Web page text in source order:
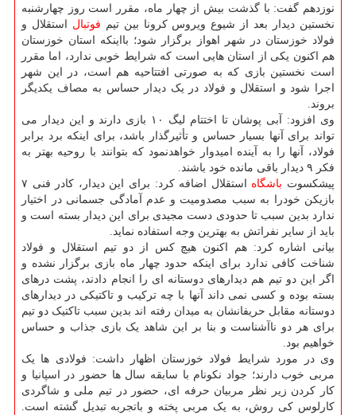
نوزدهم گفت: با گذشت بیش از چهار ماه، مقرر است روز چهارشنبه
نخستین دیدار بعد از شیوع ویروس کرونا بین تیم فوتبال استقلال و
فولاد خوزستان در شهر اهواز برگزار شود؛ بااینکه استان خوزستان
هم اکنون یکی از استان هایی است که شرایط خوبی ندارد، اما مقرر
است نخستین بازی که به صورتی افتتاحیه هم است، در این شهر
اجرا شود و استقلال و فولاد در یک دیدار حساس به مصاف یکدیگر
بروند.
وی افزود: آبی پوشان تا اختتام لیگ ۱۰ بازی دارند و این دیدار می
تواند برای آنها بسیار حساس و تأثیرگذار باشد، برای اینکه برد برابر
فولاد، آنها را به آینده امیدوار خواهدنمود که بتوانند با روحیه بهتر به
فکر ۹ دیدار باقی مانده خود باشند.
پیشکسوت باشگاه
استقلال اضافه کرد: برای این دیدار، کادر فنی ۷
بازیکن خودرا به سبب مصدومیت و عدم آمادگی جسمانی در اختیار
ندارد بدین سبب تا حدودی دست مجیدی برای این دیدار بسته است و
باید از سایر نفراتش به بهترین وجه استفاده نماید.
بیانی اشاره کرد: هم اکنون هیچ کس از دو تیم استقلال و فولاد
شناخت کافی ندارد برای اینکه حدود چهار ماه بازی برگزار نشده و
اگر این دو تیم هم دیدارهای دوستانه ای را انجام دادند، پشت درهای
بسته بوده و کسی نمی داند آنها با چه ترکیب و تاکتیکی در دیدارهای
دوستانه مقابل حریفانشان به میدان رفته اند بدین سبب تاکتیک دو تیم
برای هر دو ناآشناست و بنا بر این شاهد یک بازی جذاب و حساس
خواهیم بود.
وی در مورد شرایط فولاد خوزستان اظهار داشت: فولادی ها یک
مربی خوب دارند؛ جواد نکونام با سابقه سال ها حضور در اسپانیا و
کار کردن زیر نظر مربیان حرفه ای، حضور در تیم ملی و شاگردی
کارلوس کی روش، به یک مربی پخته و باتجربه تبدیل گشته است.